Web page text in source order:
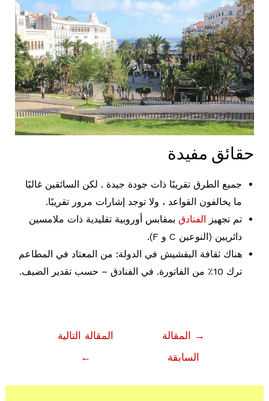
حقائق مفيدة
جميع الطرق تقريبًا ذات جودة جيدة . لكن السائقين غالبًا
ما يخالفون القواعد ، ولا توجد إشارات مرور تقريبًا.
تم تجهيز الفنادق بمقابس أوروبية تقليدية ذات ملامسين
دائريين (النوعين C و F).
هناك ثقافة البقشيش في الدولة: من المعتاد في المطاعم
ترك 10٪ من الفاتورة. في الفنادق – حسب تقدير الضيف.
→ المقالة
السابقة
المقالة التالية
←